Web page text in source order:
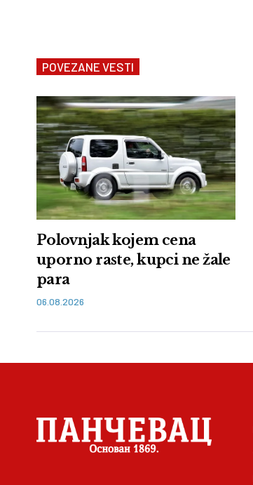
POVEZANE VESTI
Polovnjak kojem cena
uporno raste, kupci ne žale
para
06.08.2026